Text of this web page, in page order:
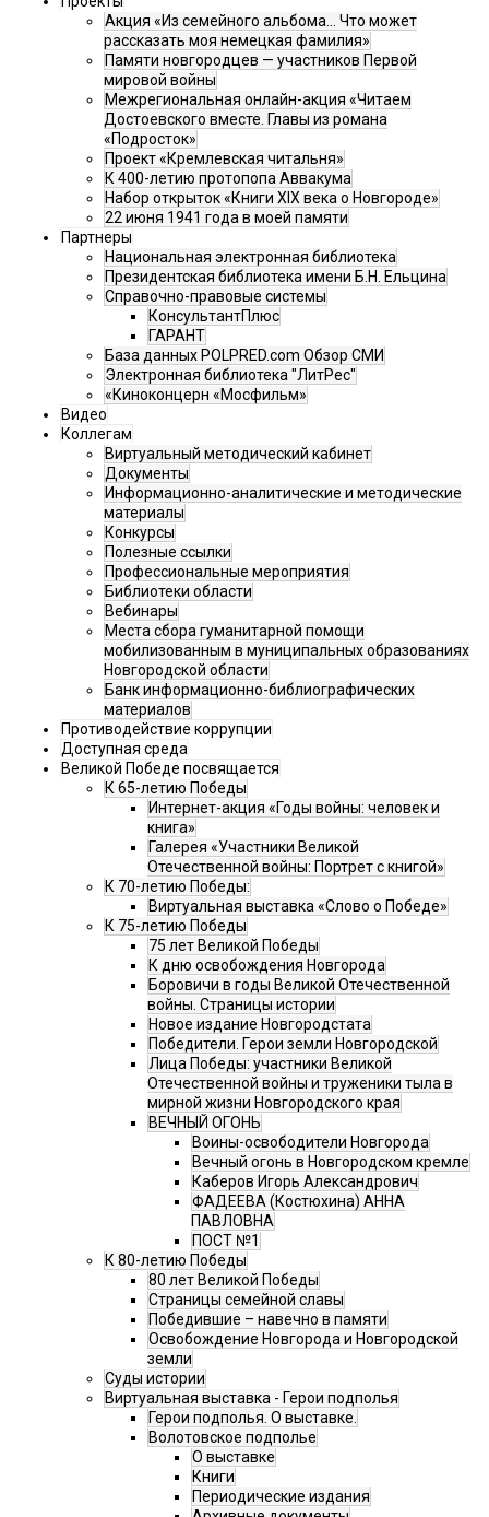
Акция «Из семейного альбома... Что может
рассказать моя немецкая фамилия»
Памяти новгородцев — участников Первой
мировой войны
Межрегиональная онлайн-акция «Читаем
Достоевского вместе. Главы из романа
«Подросток»
Проект «Кремлевская читальня»
К 400-летию протопопа Аввакума
Набор открыток «Книги XIX века о Новгороде»
22 июня 1941 года в моей памяти
Партнеры
Национальная электронная библиотека
Президентская библиотека имени Б.Н. Ельцина
Справочно-правовые системы
КонсультантПлюс
ГАРАНТ
База данных POLPRED.com Обзор СМИ
Электронная библиотека "ЛитРес"
«Киноконцерн «Мосфильм»
Видео
Коллегам
Виртуальный методический кабинет
Документы
Информационно-аналитические и методические
материалы
Конкурсы
Полезные ссылки
Профессиональные мероприятия
Библиотеки области
Вебинары
Места сбора гуманитарной помощи
мобилизованным в муниципальных образованиях
Новгородской области
Банк информационно-библиографических
материалов
Противодействие коррупции
Доступная среда
Великой Победе посвящается
К 65-летию Победы
Интернет-акция «Годы войны: человек и
книга»
Галерея «Участники Великой
Отечественной войны: Портрет с книгой»
К 70-летию Победы:
Виртуальная выставка «Слово о Победе»
К 75-летию Победы
75 лет Великой Победы
К дню освобождения Новгорода
Боровичи в годы Великой Отечественной
войны. Страницы истории
Новое издание Новгородстата
Победители. Герои земли Новгородской
Лица Победы: участники Великой
Отечественной войны и труженики тыла в
мирной жизни Новгородского края
ВЕЧНЫЙ ОГОНЬ
Воины-освободители Новгорода
Вечный огонь в Новгородском кремле
Каберов Игорь Александрович
ФАДЕЕВА (Костюхина) АННА
ПАВЛОВНА
ПОСТ №1
К 80-летию Победы
80 лет Великой Победы
Страницы семейной славы
Победившие – навечно в памяти
Освобождение Новгорода и Новгородской
земли
Суды истории
Виртуальная выставка - Герои подполья
Герои подполья. О выставке.
Волотовское подполье
О выставке
Книги
Периодические издания